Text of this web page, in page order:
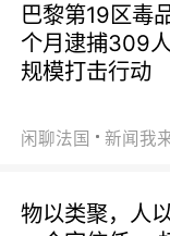
巴黎第19区毒
个月逮捕309
规模打击行动
闲聊法国 新闻我
物以类聚，人